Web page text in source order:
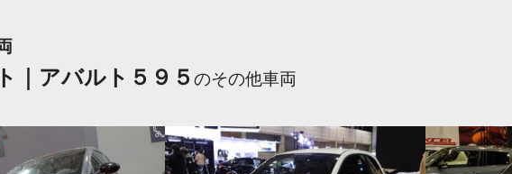
｜アバルト５９５ のその他車両